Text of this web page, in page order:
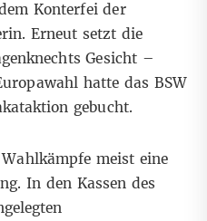
Konterfei der
Erneut setzt die
Gesicht –
hatte das BSW
gebucht.
meist eine
In den Kassen des